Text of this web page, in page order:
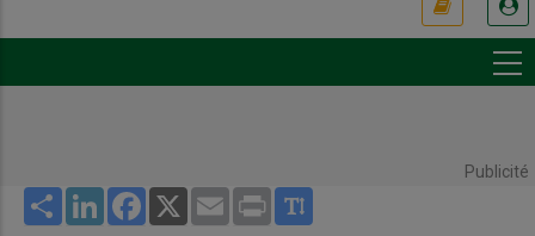
Publicité
Share LinkedInFacebook
X Email Print